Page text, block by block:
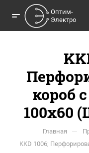
Оптим-
Электро
короб
100x60
Главная —
KKD 1006;